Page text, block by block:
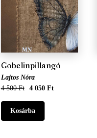
Gobelinpillangó
Lajtos Nóra
4 500 Ft
4 050 Ft